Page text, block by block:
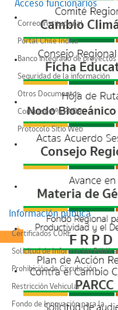
Acceso funcionarios
Correo institucional
Portal Chile Indica
Banco integrado de proyectos
Seguridad de la información
Otros Documentos
Concurso 8% FNDR
Protocolo Sitio Web
Información pública
Certificados CORE
Solicitud de Información Pública
Prohibición de Circulación
Restricción Vehicular
Fondo de Innovación para la